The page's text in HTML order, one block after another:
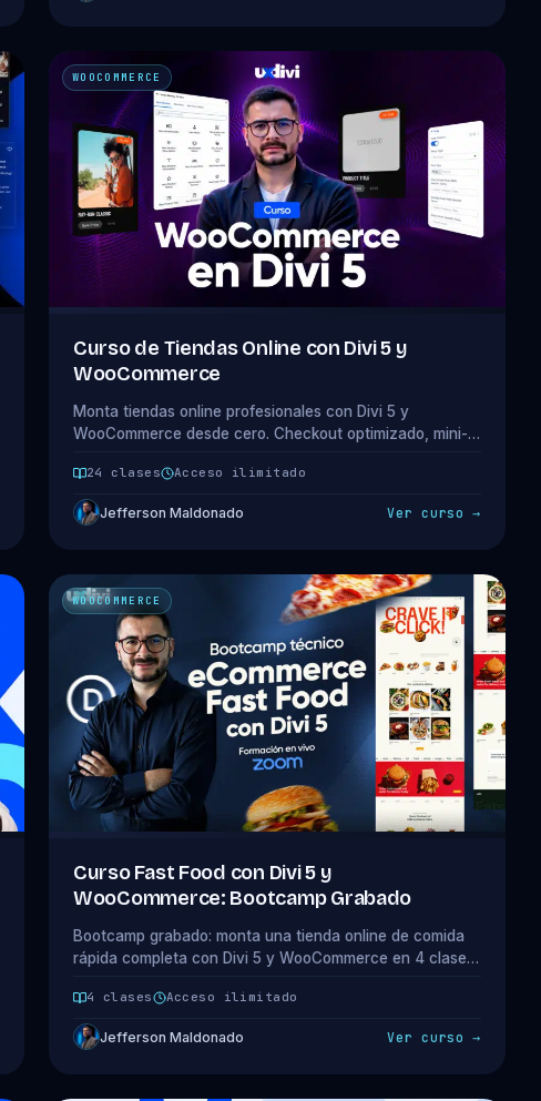
WOOCOMMERCE
Curso de Tiendas Online con Divi 5 y
WooCommerce
Monta tiendas online profesionales con Divi 5 y
WooCommerce desde cero. Checkout optimizado, mini-
que convierten. 4 módulos · 24 clases.
24 clases Acceso ilimitado
Jefferson Maldonado Ver curso →
WOOCOMMERCE
Curso Fast Food con Divi 5 y
WooCommerce: Bootcamp Grabado
Bootcamp grabado: monta una tienda online de comida
rápida completa con Divi 5 y WooCommerce en 4 clases
4 clases Acceso ilimitado
Jefferson Maldonado Ver curso →